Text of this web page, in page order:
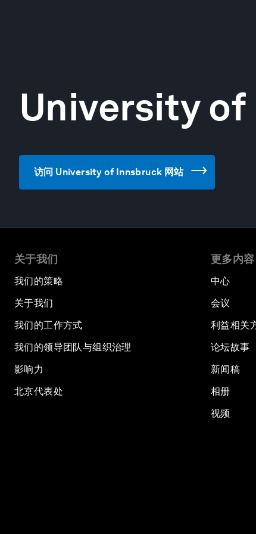
University
访问 University of Innsbruck 网站
关于我们
我们的策略
关于我们
我们的工作方式
我们的领导团队与组织治理
影响力
北京代表处
更多内容
中心
会议
利益相关
论坛故事
新闻稿
相册
视频